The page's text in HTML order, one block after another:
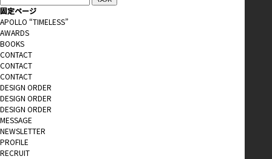
索:
固定ページ
APOLLO “TIMELESS”
AWARDS
BOOKS
CONTACT
CONTACT
CONTACT
DESIGN ORDER
DESIGN ORDER
DESIGN ORDER
MESSAGE
NEWSLETTER
PROFILE
RECRUIT